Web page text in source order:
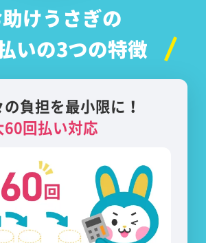
けうさぎの
いの3つの特徴
負担を最小限に！
60回払い対応